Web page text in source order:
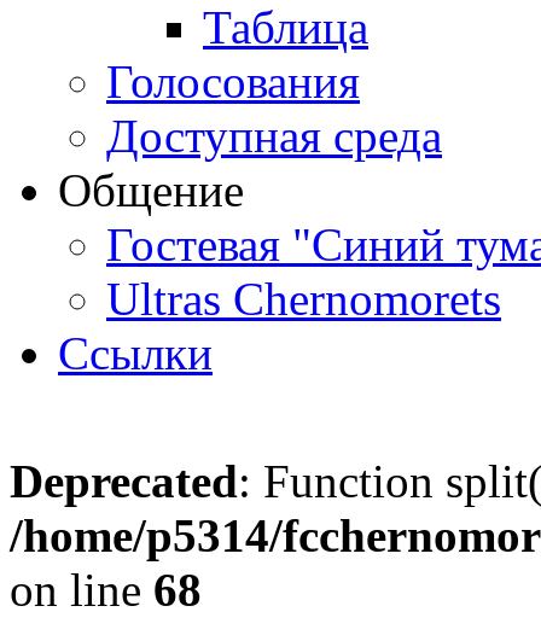
Таблица
Голосования
Доступная среда
Общение
Гостевая "Синий
Ultras Chernomorets
Ссылки
Deprecated: Function
/home/p5314/
on line 68